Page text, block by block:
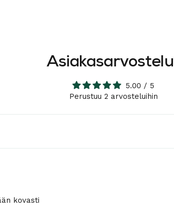
5.00 / 5
Perustuu 2 arvosteluihin
kovasti